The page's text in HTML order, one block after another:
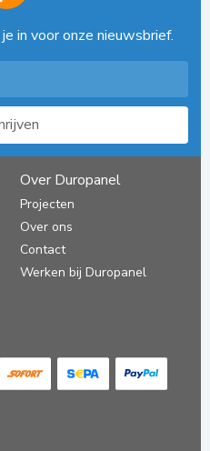
in voor onze nieuwsbrief.
Over Duropanel
Projecten
Over ons
Contact
Werken bij Duropanel